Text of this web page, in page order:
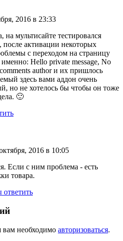
2016 в 23:33
мультисайте тестировался
активации некоторых
с переходом на страницу
Hello private message, No
author и их пришлось
здесь вами аддон очень
но не хотелось бы чтобы он тоже
🙂
2016 в 10:05
Если с ним проблема - есть
товара.
вам необходимо авторизоваться.